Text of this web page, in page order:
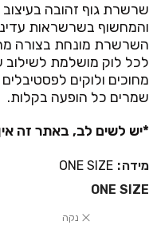
שרשרת גוף זהובה
והמחשוף בשרשראות
השרשרת מונחת בצורה
לכל לוק מושלמת
מחוכים ולוקים
שמרים כל הופעה בקלות.
*יש לשים לב, באתר זה
מידה
ONE SIZE
ONE SIZE
נקה